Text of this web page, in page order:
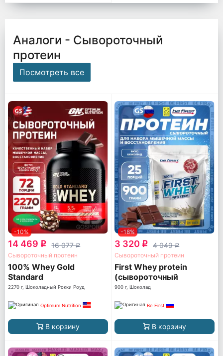
Аналоги - Сывороточный
протеин
Посмотреть все
-10%
14 469 q 16 077q
Сывороточный протеин
100% Whey Gold
Standard
2270 г, Шоколадный Рокки Роуд
Optimum Nutrition
В корзину
-18%
3 320 q 4 049q
Сывороточный протеин
First Whey protein
(сывороточный
протеин)
900 г, Шоколад
Be First
В корзину